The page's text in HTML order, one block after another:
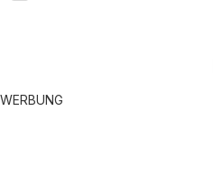
WERBUNG